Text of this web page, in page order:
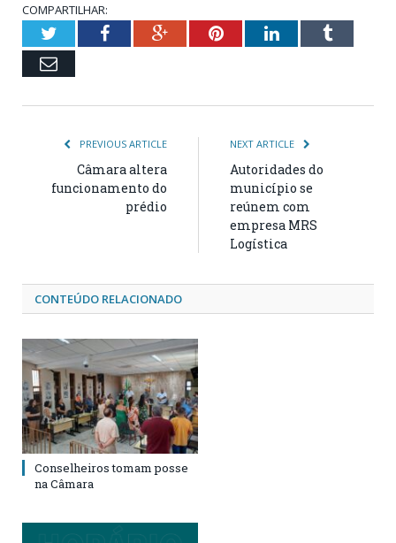
COMPARTILHAR:
TwitterFacebookGoogle+PinterestLinkedInTumblr
Email
PREVIOUS ARTICLE
Câmara altera
funcionamento do
prédio
NEXT ARTICLE
Autoridades do
município se
reúnem com
empresa MRS
Logística
CONTEÚDO RELACIONADO
Conselheiros tomam posse
na Câmara